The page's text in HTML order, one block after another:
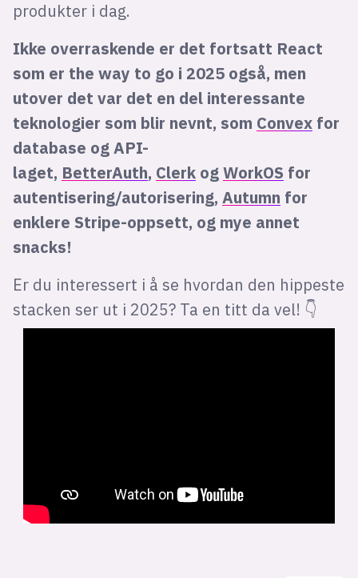
produkter i dag.
Ikke overraskende er det fortsatt React
som er the way to go i 2025 også, men
utover det var det en del interessante
teknologier som blir nevnt, som Convexfor
database og API-
laget, BetterAuth, Clerkog WorkOS for
autentisering/autorisering, Autumn for
enklere Stripe-oppsett, og mye annet
snacks!
Er du interessert i å se hvordan den hippeste
stacken ser ut i 2025? Ta en titt da vel! 👇